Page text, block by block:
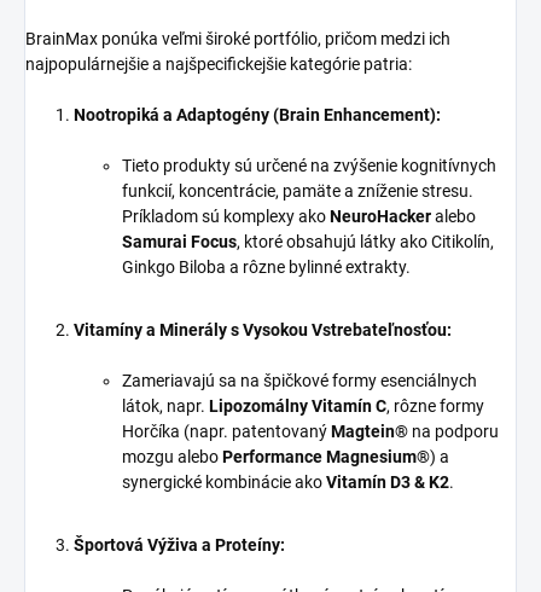
BrainMax ponúka veľmi široké portfólio, pričom medzi ich
najpopulárnejšie a najšpecifickejšie kategórie patria:
Nootropiká a Adaptogény (Brain Enhancement):
Tieto produkty sú určené na zvýšenie kognitívnych
funkcií, koncentrácie, pamäte a zníženie stresu.
Príkladom sú komplexy akoNeuroHackeralebo
Samurai Focus, ktoré obsahujú látky ako Citikolín,
Ginkgo Biloba a rôzne bylinné extrakty.
Vitamíny a Minerály s Vysokou Vstrebateľnosťou:
Zameriavajú sa na špičkové formy esenciálnych
látok, napr. Lipozomálny Vitamín C, rôzne formy
Horčíka (napr. patentovanýMagtein® na podporu
mozgu aleboPerformance Magnesium®) a
synergické kombinácie akoVitamín D3 & K2.
Športová Výživa a Proteíny: